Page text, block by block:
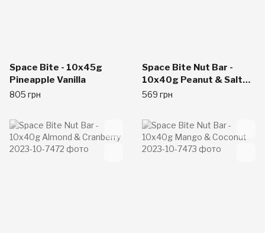
Space Bite - 10x45g
Pineapple Vanilla
805 грн
Space Bite Nut Bar -
10x40g Peanut & Salted
Caramel
569 грн